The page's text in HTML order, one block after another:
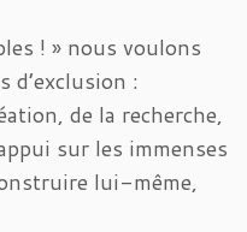
! » nous voulons
:
de la recherche,
sur les immenses
lui-même,